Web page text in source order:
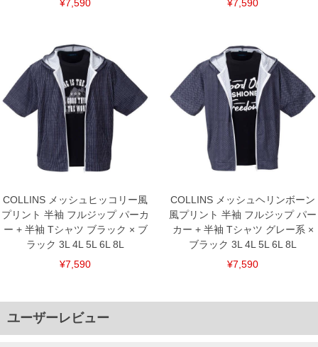
¥7,590
¥7,590
COLLINS メッシュヒッコリー風
プリント 半袖 フルジップ パーカ
ー + 半袖 Tシャツ ブラック × ブ
ラック 3L 4L 5L 6L 8L
¥7,590
COLLINS メッシュヘリンボーン
風プリント 半袖 フルジップ パー
カー + 半袖 Tシャツ グレー系 ×
ブラック 3L 4L 5L 6L 8L
¥7,590
ユーザーレビュー